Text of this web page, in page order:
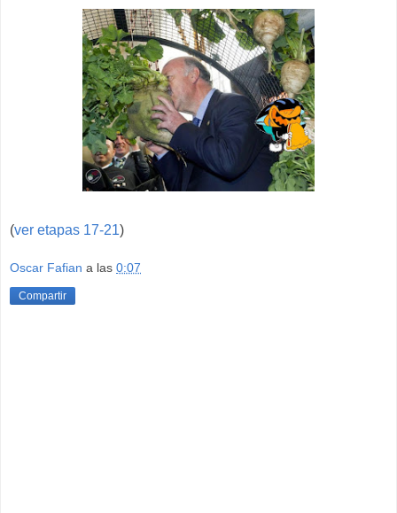
(ver etapas 17-21)
Oscar Fafian a las 0:07
Compartir